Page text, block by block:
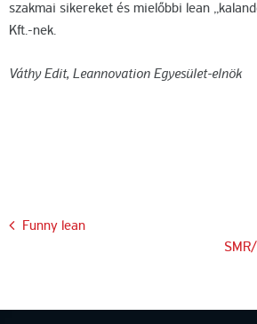
szakmai sikereket és mielőbbi lean
Kft.-nek.
Váthy Edit, Leannovation Egyesület-elnök
Bejegyzés
Funny lean